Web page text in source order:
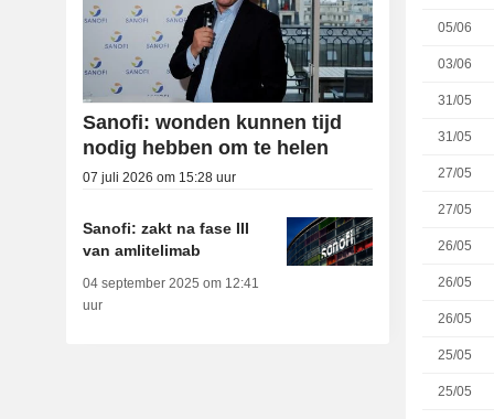
05/06
03/06
31/05
31/05
27/05
27/05
26/05
26/05
26/05
25/05
25/05
Sanofi: wonden kunnen tijd
nodig hebben om te helen
07 juli 2026 om 15:28 uur
Sanofi: zakt na fase III
van amlitelimab
04 september 2025 om 12:41
uur